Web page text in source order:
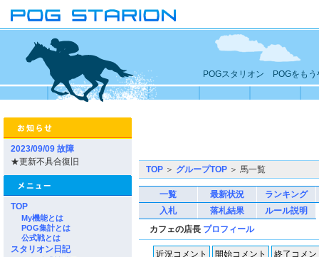
POGスタリオン POGをもう
2023/09/09 故障
★更新不具合復旧
TOP
My機能とは
POG集計とは
公式戦とは
スタリオン日記
TOP ＞ グループTOP ＞ 馬一覧
一覧 最新状況
ランキング
入札
落札結果
ルール説明
カフェの店長 プロフィール